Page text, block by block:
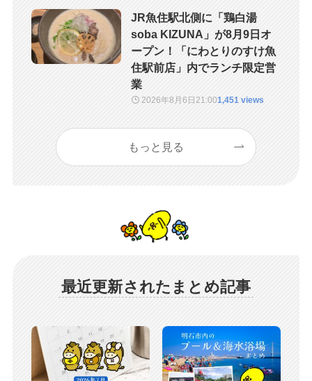
JR魚住駅北側に「鶏白湯
soba KIZUNA」が8月9日オ
ープン！「にわとりのすけ魚
住駅前店」内でランチ限定営
業
2026年8月6日 21:001,451 views
もっと見る
最近更新されたまとめ記事